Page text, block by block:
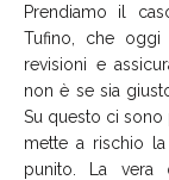
Prendiamo il
Tufino, che oggi
revisioni e
non è se sia
Su questo ci
mette a rischio
punito. La vera